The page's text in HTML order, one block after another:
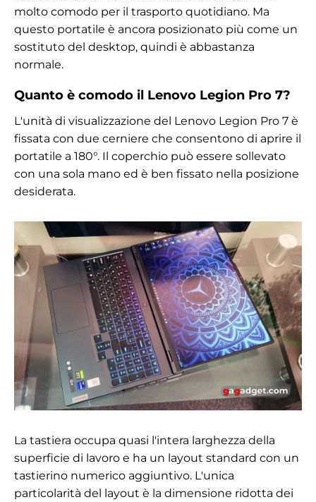
molto comodo per il trasporto quotidiano. Ma
questo portatile è ancora posizionato più come un
sostituto del desktop, quindi è abbastanza
normale.
Quanto è comodo il Lenovo Legion Pro 7?
L'unità di visualizzazione del Lenovo Legion Pro 7 è
fissata con due cerniere che consentono di aprire il
portatile a 180°. Il coperchio può essere sollevato
con una sola mano ed è ben fissato nella posizione
desiderata.
La tastiera occupa quasi l'intera larghezza della
superficie di lavoro e ha un layout standard con un
tastierino numerico aggiuntivo. L'unica
particolarità del layout è la dimensione ridotta dei